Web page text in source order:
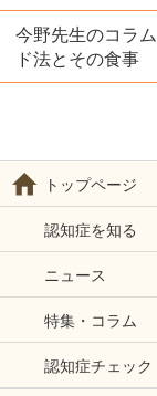
今野先生のコラ
ド法とその食事
トップページ
認知症を知る
ニュース
特集・コラム
認知症チェック